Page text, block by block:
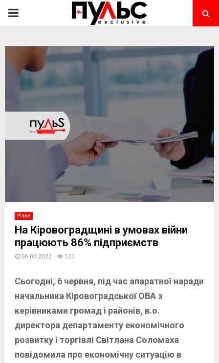
PRIMARY
Різне
На Кіровоградщині в умовах війни
працюють 86% підприємств
06.06.2022 120
Сьогодні, 6 червня, під час апаратної наради
начальника Кіровоградської ОВА з
керівниками громад і районів, в.о.
директора департаменту економічного
розвитку і торгівлі Світлана Соломаха
повідомила про економічну ситуацію в